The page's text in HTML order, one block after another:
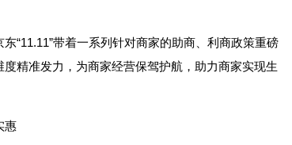
“11.11”带着一系列针对商家的助商、利商政策重磅
精准发力，为商家经营保驾护航，助力商家实现生
惠